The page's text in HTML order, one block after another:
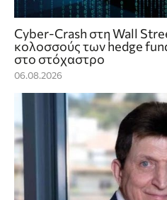
Cyber-Crash στη Wall
κολοσσούς των hedge
στο στόχαστρο
06.08.2026